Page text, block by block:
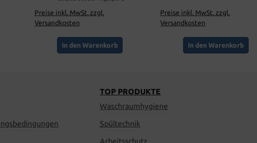
Preise inkl. MwSt. zzgl.
Versandkosten
In den Warenkorb
Preise inkl. MwSt. zzgl.
Versandkosten
In den Warenkorb
TOP PRODUKTE
Waschraumhygiene
Spültechnik
Arbeitsschutz